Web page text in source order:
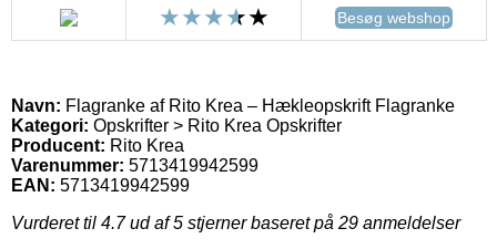
Besøg webshop
Navn: Flagranke af Rito Krea – Hækleopskrift Flagranke
Kategori: Opskrifter > Rito Krea Opskrifter
Producent: Rito Krea
Varenummer: 5713419942599
EAN: 5713419942599
Vurderet til 4.7ud af 5 stjerner baseret på 29 anmeldelser